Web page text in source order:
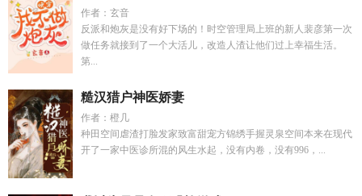
作者：玄音
反派和炮灰是没有好下场的！时空管理局上班的新人裴彦第一次
做任务就接到了一个大活儿，改造人渣让他们过上幸福生活。
第...
糙汉猎户神医娇妻
作者：橙几
种田空间虐渣打脸发家致富甜宠方锦绣手握灵泉空间本来在现代
开了一家中医诊所混的风生水起，没有内卷，没有996，...